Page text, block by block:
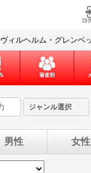
ヴィルヘルム・グレンベ
男性 女性